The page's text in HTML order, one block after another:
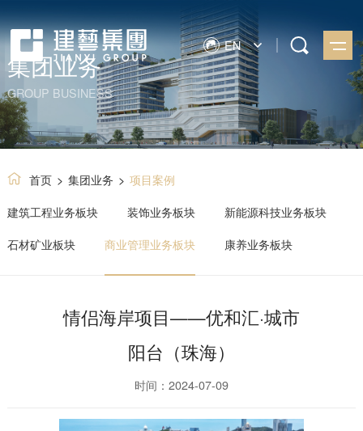
EN
集团业务
GROUP BUSINESS
建筑工程业务板块 装饰业务板块
新能源科技业务板块
石材矿业板块
商业管理业务板块 康养业务板块
首页 > 集团业务 > 项目案例
情侣海岸项目——优和汇·城市
阳台（珠海）
时间：2024-07-09